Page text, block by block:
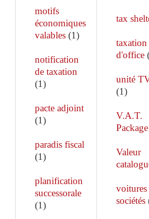
motifs
économiques
valables (1)
notification
de taxation
(1)
pacte adjoint
(1)
paradis fiscal
(1)
planification
successorale
(1)
tax
taxation
d'office
unité
(1)
V.A.T.
Package
Valeur
voitures
sociétés